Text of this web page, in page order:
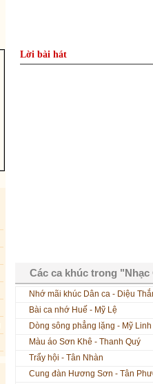
Lời bài hát
Các ca khúc trong
Nhớ mãi khúc Dân ca - Diệu
Bài ca nhớ Huế - Mỹ Lệ
Dòng sông phẳng lặng - Mỹ Linh
Màu áo Sơn Khê - Thanh Quý
Trẩy hội - Tân Nhàn
Cung đàn Hương Sơn - Tân